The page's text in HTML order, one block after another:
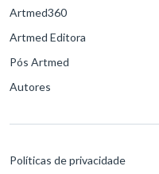
Artmed360
Artmed Editora
Pós Artmed
Autores
Políticas de privacidade